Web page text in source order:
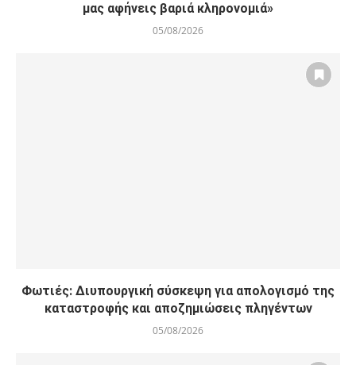
μας αφήνεις βαριά κληρονομιά»
05/08/2026
Φωτιές: Διυπουργική σύσκεψη για απολογισμό της
καταστροφής και αποζημιώσεις πληγέντων
05/08/2026